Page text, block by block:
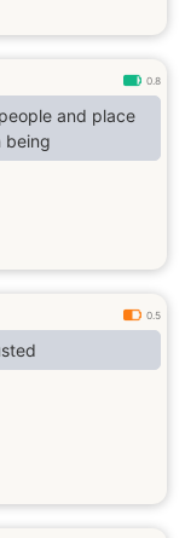
0.8
and place
being
0.5